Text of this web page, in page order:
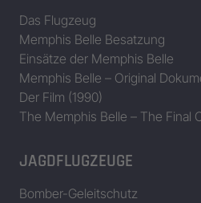
Das Flugzeug
Memphis Belle Besatzung
Einsätze der Memphis Belle
Memphis Belle – Original
Der Film (1990)
The Memphis Belle – The Final
JAGDFLUGZEUGE
Bomber-Geleitschutz